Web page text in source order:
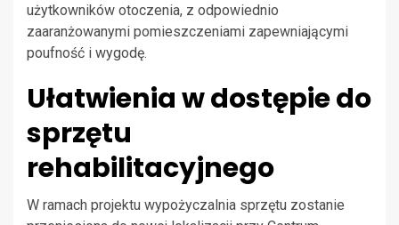
użytkowników otoczenia, z odpowiednio
zaaranżowanymi pomieszczeniami zapewniającymi
poufność i wygodę.
Ułatwienia w dostępie do
sprzętu
rehabilitacyjnego
W ramach projektu wypożyczalnia sprzętu zostanie